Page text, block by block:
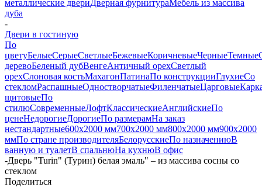
металлические двериДверная фурнитураМебель из массива
дуба
-
Двери в гостиную
По
цветуБелыеСерыеСветлыеБежевыеКоричневыеЧерныеТемные
деревоБеленый дубВенгеАнтичный орехСветлый
орехСлоновая костьМахагонПатинаПо конструкцииГлухиеСо
стекломРаспашныеОдностворчатыеФиленчатыеЦарговые
щитовыеПо
стилюСовременныеЛофтКлассическиеАнглийскиеПо
ценеНедорогиеДорогиеПо размерамНа заказ
нестандартные600х2000 мм700х2000 мм800х2000 мм900х2000
ммПо стране производителяБелорусскиеПо назначениюВ
ванную и туалетВ спальнюНа кухнюВ офис
-Дверь "Turin" (Турин) белая эмаль" – из массива сосны со
стеклом
Поделиться